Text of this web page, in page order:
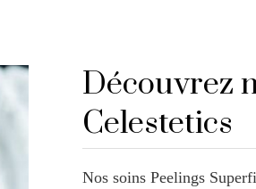
Découvrez
Celestetics
Nos soins Peelings